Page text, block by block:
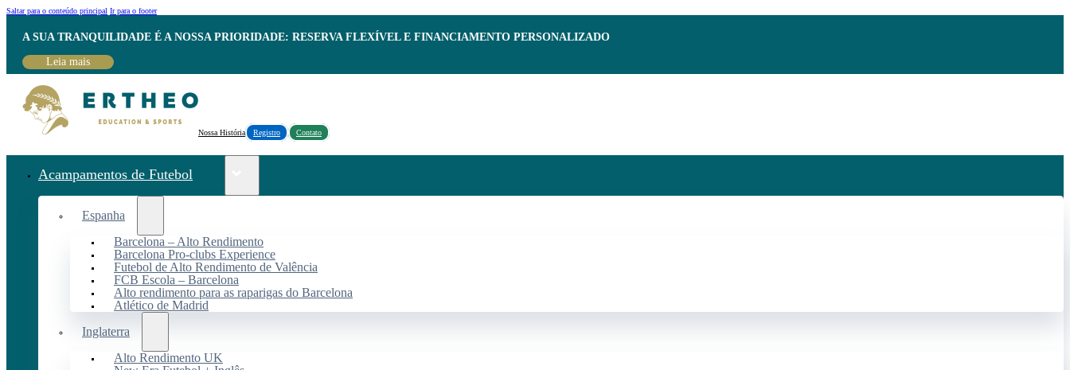
Saltar para o conteúdo principal Ir para o footer
A SUA TRANQUILIDADE É A NOSSA PRIORIDADE: RESERVA FLEXÍVEL E FINANCIAMENTO PERSONALIZADO
Leia mais
Nossa História Registro Contato
Acampamentos de Futebol
Espanha
Barcelona – Alto Rendimento
Barcelona Pro-clubs Experience
Futebol de Alto Rendimento de Valência
FCB Escola – Barcelona
Alto rendimento para as raparigas do Barcelona
Atlético de Madrid
Inglaterra
Alto Rendimento UK